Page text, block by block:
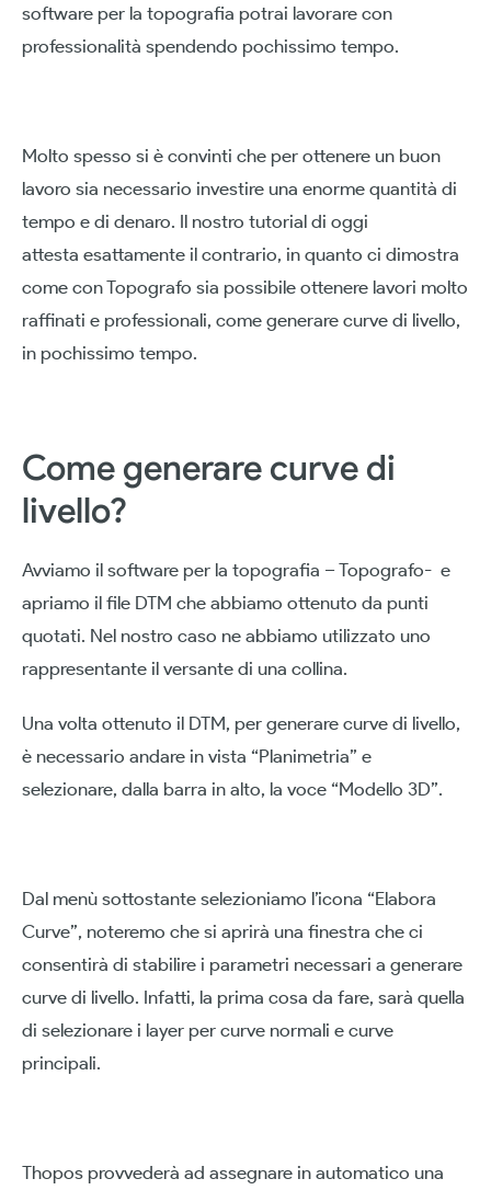
software per la topografia potrai lavorare con
professionalità spendendo pochissimo tempo.
Molto spesso si è convinti che per ottenere un buon
lavoro sia necessario investire una enorme quantità di
tempo e di denaro. Il nostro tutorial di oggi
attesta esattamente il contrario, in quanto ci dimostra
come con Topografo sia possibile ottenere lavori molto
raffinati e professionali, come generare curve di livello,
in pochissimo tempo.
Come generare curve di
livello?
Avviamo il software per la topografia – Topografo- e
apriamo il file DTM che abbiamo ottenuto da punti
quotati. Nel nostro caso ne abbiamo utilizzato uno
rappresentante il versante di una collina.
Una volta ottenuto il DTM, per generare curve di livello,
è necessario andare in vista “Planimetria” e
selezionare, dalla barra in alto, la voce “Modello 3D”.
Dal menù sottostante selezioniamo l’icona “Elabora
Curve”, noteremo che si aprirà una finestra che ci
consentirà di stabilire i parametri necessari a generare
curve di livello. Infatti, la prima cosa da fare, sarà quella
di selezionare i layer per curve normali e curve
principali.
Thopos provvederà ad assegnare in automatico una